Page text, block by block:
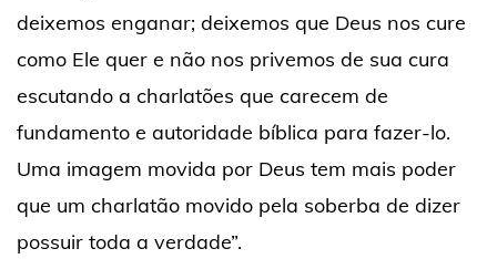
deixemos enganar; deixemos que Deus nos cure
como Ele quer e não nos privemos de sua cura
escutando a charlatões que carecem de
fundamento e autoridade bíblica para fazer-lo.
Uma imagem movida por Deus tem mais poder
que um charlatão movido pela soberba de dizer
possuir toda a verdade”.